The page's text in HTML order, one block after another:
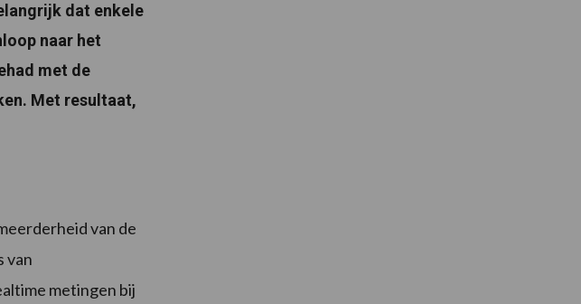
dat enkele
naar het
met de
Met resultaat,
van de
van
metingen bij